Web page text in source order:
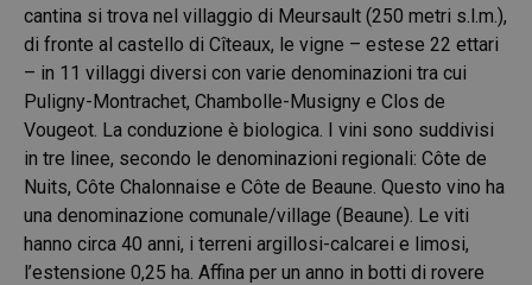
cantina si trova nel villaggio di Meursault (250 metri s.l.m.),
di fronte al castello di Cîteaux, le vigne – estese 22 ettari
– in 11 villaggi diversi con varie denominazioni tra cui
Puligny-Montrachet, Chambolle-Musigny e Clos de
Vougeot. La conduzione è biologica. I vini sono suddivisi
in tre linee, secondo le denominazioni regionali: Côte de
Nuits, Côte Chalonnaise e Côte de Beaune. Questo vino ha
una denominazione comunale/village (Beaune). Le viti
hanno circa 40 anni, i terreni argillosi-calcarei e limosi,
l’estensione 0,25 ha. Affina per un anno in botti di rovere